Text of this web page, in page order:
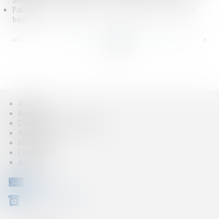
Participation aux acquêts : calcul de la plus-value d’un
bien
<<
>
Accueil
Articles